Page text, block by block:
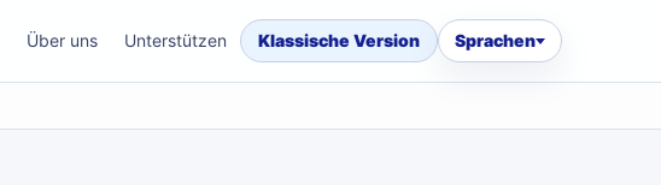
Über uns Unterstützen Klassische Version Sprachen